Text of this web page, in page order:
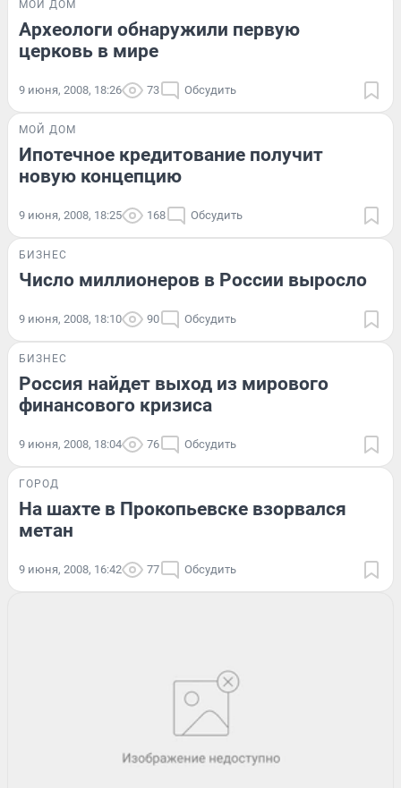
МОЙ ДОМ
Археологи обнаружили первую
церковь в мире
9 июня, 2008, 18:26 73 Обсудить
МОЙ ДОМ
Ипотечное кредитование получит
новую концепцию
9 июня, 2008, 18:25 168 Обсудить
БИЗНЕС
Число миллионеров в России выросло
9 июня, 2008, 18:10 90 Обсудить
БИЗНЕС
Россия найдет выход из мирового
финансового кризиса
9 июня, 2008, 18:04 76 Обсудить
ГОРОД
На шахте в Прокопьевске взорвался
метан
9 июня, 2008, 16:42 77 Обсудить